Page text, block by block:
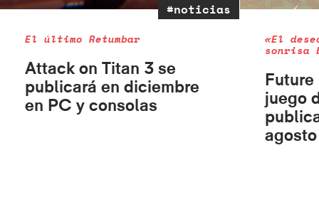
#noticias
El último Retumbar
Attack on Titan 3 se
publicará en diciembre
en PC y consolas
«El
sonrisa
Future
juego